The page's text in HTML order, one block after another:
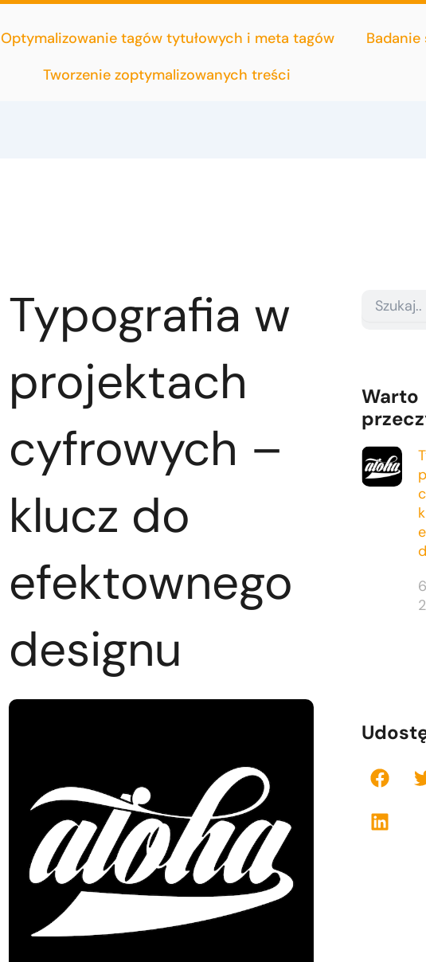
Optymalizowanie tagów tytułowych i meta tagów
Badanie
Tworzenie zoptymalizowanych treści
Typografia w
projektach
cyfrowych –
klucz do
efektownego
designu
Search
Warto